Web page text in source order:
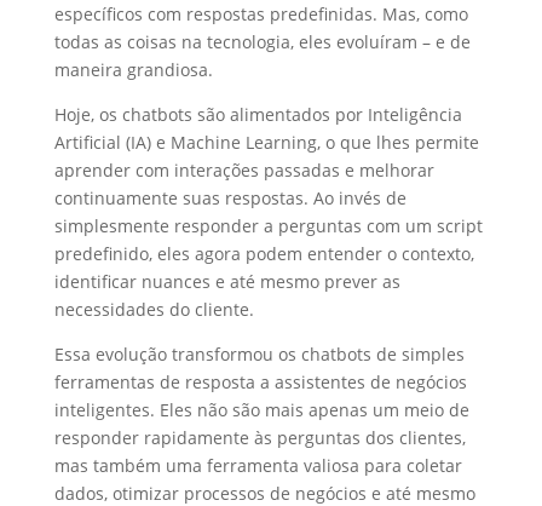
específicos com respostas predefinidas. Mas, como
todas as coisas na tecnologia, eles evoluíram – e de
maneira grandiosa.
Hoje, os chatbots são alimentados por Inteligência
Artificial (IA) e Machine Learning, o que lhes permite
aprender com interações passadas e melhorar
continuamente suas respostas. Ao invés de
simplesmente responder a perguntas com um script
predefinido, eles agora podem entender o contexto,
identificar nuances e até mesmo prever as
necessidades do cliente.
Essa evolução transformou os chatbots de simples
ferramentas de resposta a assistentes de negócios
inteligentes. Eles não são mais apenas um meio de
responder rapidamente às perguntas dos clientes,
mas também uma ferramenta valiosa para coletar
dados, otimizar processos de negócios e até mesmo